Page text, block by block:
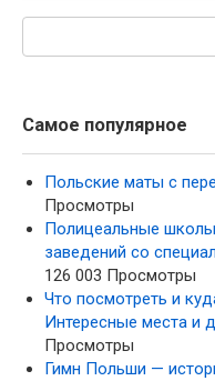
Самое популярное
Польские маты с
Просмотры
Полицеальные
заведений со
126 003 Просмотры
Что посмотреть и
Интересные места и
Просмотры
Гимн Польши —